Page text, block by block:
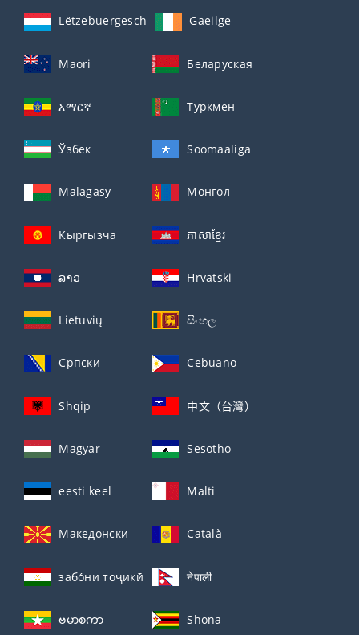
Lëtzebuergesch Gaeilge
Maori Беларуская
አማርኛ Туркмен
Ўзбек Soomaaliga
Malagasy Монгол
Кыргызча ភាសាខ្មែរ
ລາວ Hrvatski
Lietuvių සිංහල
Српски Cebuano
Shqip 中文（台灣）
Magyar Sesotho
eesti keel Malti
Македонски Català
забо́ни тоҷикӣ́ नेपाली
ဗမာစကာ Shona